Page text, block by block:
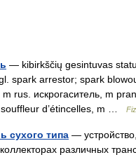
— kibirkščių gesintuvas
spark arrestor; spark
rus. искрогаситель, m
souffleur d’étincelles, m …
сухого типа —
различных